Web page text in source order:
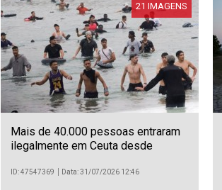
21 IMAGENS
Mais de 40.000 pessoas entraram
ilegalmente em Ceuta desde
ID: 47547369 Data: 31/07/2026 12:46